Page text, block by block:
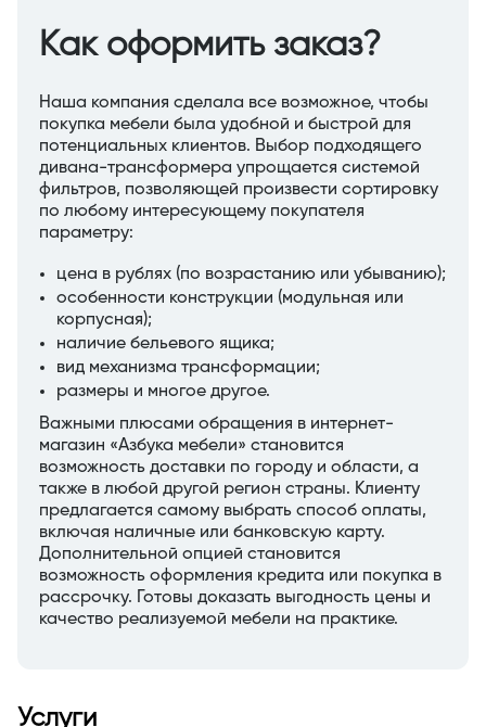
Как оформить заказ?
Наша компания сделала все возможное, чтобы
покупка мебели была удобной и быстрой для
потенциальных клиентов. Выбор подходящего
дивана-трансформера упрощается системой
фильтров, позволяющей произвести сортировку
по любому интересующему покупателя
параметру:
цена в рублях (по возрастанию или убыванию);
особенности конструкции (модульная или
корпусная);
наличие бельевого ящика;
вид механизма трансформации;
размеры и многое другое.
Важными плюсами обращения в интернет-
магазин «Азбука мебели» становится
возможность доставки по городу и области, а
также в любой другой регион страны. Клиенту
предлагается самому выбрать способ оплаты,
включая наличные или банковскую карту.
Дополнительной опцией становится
возможность оформления кредита или покупка в
рассрочку. Готовы доказать выгодность цены и
качество реализуемой мебели на практике.
Услуги